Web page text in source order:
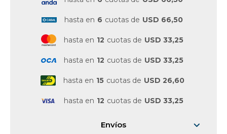
hasta en 6 cuotas de USD 66,50
hasta en 12 cuotas de USD 33,25
hasta en 12 cuotas de USD 33,25
hasta en 15 cuotas de USD 26,60
hasta en 12 cuotas de USD 33,25
Envíos